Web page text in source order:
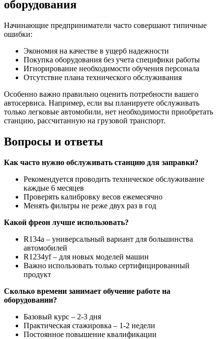
оборудования
Начинающие предприниматели часто совершают типичные
ошибки:
Экономия на качестве в ущерб надежности
Покупка оборудования без учета специфики работы
Игнорирование необходимости обучения персонала
Отсутствие плана технического обслуживания
Особенно важно правильно оценить потребности вашего
автосервиса. Например, если вы планируете обслуживать
только легковые автомобили, нет необходимости приобретать
станцию, рассчитанную на грузовой транспорт.
Вопросы и ответы
Как часто нужно обслуживать станцию для заправки?
Рекомендуется проводить техническое обслуживание
каждые 6 месяцев
Проверять калибровку весов ежемесячно
Менять фильтры не реже двух раз в год
Какой фреон лучше использовать?
R134a – универсальный вариант для большинства
автомобилей
R1234yf – для новых моделей машин
Важно использовать только сертифицированный
продукт
Сколько времени занимает обучение работе на
оборудовании?
Базовый курс – 2-3 дня
Практическая стажировка – 1-2 недели
Постоянное повышение квалификации